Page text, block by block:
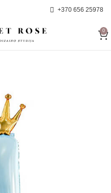
+370 656 25978
0